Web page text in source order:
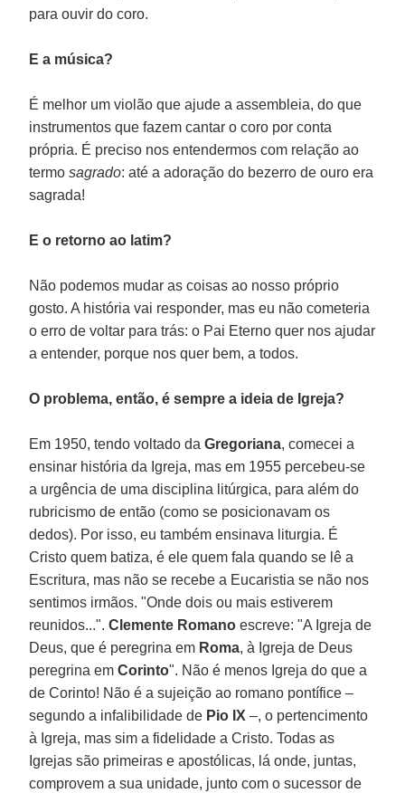
para ouvir do coro.
E a música?
É melhor um violão que ajude a assembleia, do que
instrumentos que fazem cantar o coro por conta
própria. É preciso nos entendermos com relação ao
termosagrado: até a adoração do bezerro de ouro era
sagrada!
E o retorno ao latim?
Não podemos mudar as coisas ao nosso próprio
gosto. A história vai responder, mas eu não cometeria
o erro de voltar para trás: o Pai Eterno quer nos ajudar
a entender, porque nos quer bem, a todos.
O problema, então, é sempre a ideia de Igreja?
Em 1950, tendo voltado daGregoriana, comecei a
ensinar história da Igreja, mas em 1955 percebeu-se
a urgência de uma disciplina litúrgica, para além do
rubricismo de então (como se posicionavam os
dedos). Por isso, eu também ensinava liturgia. É
Cristo quem batiza, é ele quem fala quando se lê a
Escritura, mas não se recebe a Eucaristia se não nos
sentimos irmãos. "Onde dois ou mais estiverem
reunidos...".Clemente Romanoescreve: "A Igreja de
Deus, que é peregrina em Roma, à Igreja de Deus
peregrina emCorinto". Não é menos Igreja do que a
de Corinto! Não é a sujeição ao romano pontífice –
segundo a infalibilidade de Pio IX–, o pertencimento
à Igreja, mas sim a fidelidade a Cristo. Todas as
Igrejas são primeiras e apostólicas, lá onde, juntas,
comprovem a sua unidade, junto com o sucessor de